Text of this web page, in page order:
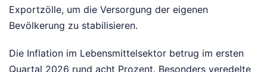
Exportzölle, um die Versorgung der eigenen
Bevölkerung zu stabilisieren.
Die Inflation im Lebensmittelsektor betrug im ersten
Quartal 2026 rund acht Prozent. Besonders veredelte